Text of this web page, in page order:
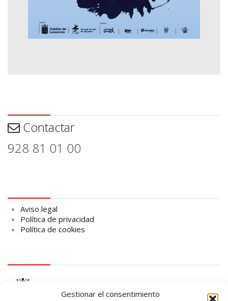
Gestionar el consentimiento
Contactar
928 81 01 00
Aviso legal
Política de privacidad
Política de cookies